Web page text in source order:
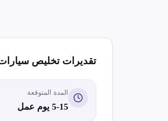
تقديرات تخليص
المدة المتوقعة
5-15 يوم عمل